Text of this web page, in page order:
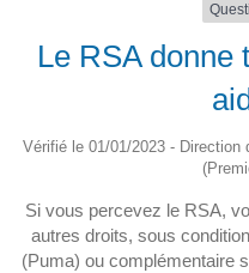
Le RSA donne
Vérifié le 01/01/2023 - Direction
Si vous percevez le RSA,
autres droits, sous
(Puma) ou complémentaire